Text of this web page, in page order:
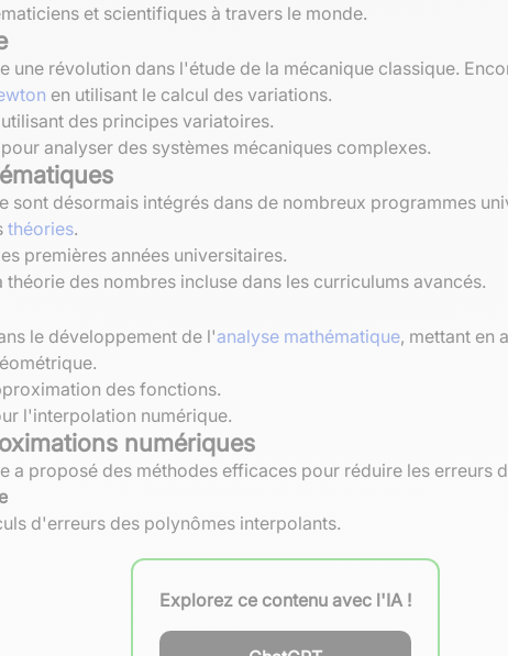
et scientifiques à travers le monde.
une révolution dans l'étude de la mécanique classique.
en utilisant le calcul des variations.
des principes variatoires.
pour analyser des systèmes mécaniques complexes.
désormais intégrés dans de nombreux programmes
théories.
premières années universitaires.
des nombres incluse dans les curriculums avancés.
le développement de l'analyse mathématique, mettant en
des fonctions.
l'interpolation numérique.
numériques
a proposé des méthodes efficaces pour réduire les erreurs
d'erreurs des polynômes interpolants.
Explorez ce contenu avec l'IA !